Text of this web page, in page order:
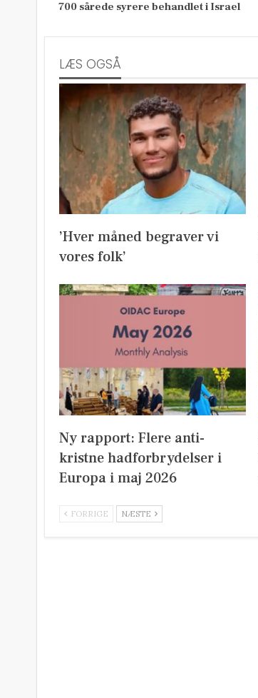
700 sårede syrere behandlet i Israel
LÆS OGSÅ
’Hver måned begraver vi
vores folk’
Ny rapport: Flere anti-
kristne hadforbrydelser i
Europa i maj 2026
FORRIGE NÆSTE